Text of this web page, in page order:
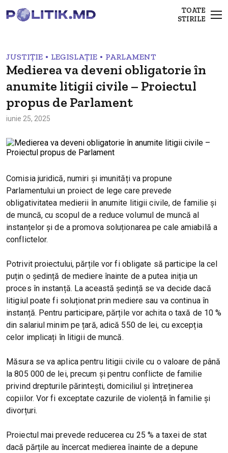
TOATE
STIRILE
JUSTIȚIE • LEGISLAȚIE • PARLAMENT
Medierea va deveni obligatorie în
anumite litigii civile – Proiectul
propus de Parlament
iunie 25, 2025
Comisia juridică, numiri și imunități va propune
Parlamentului un proiect de lege care prevede
obligativitatea medierii în anumite litigii civile, de familie și
de muncă, cu scopul de a reduce volumul de muncă al
instanțelor și de a promova soluționarea pe cale amiabilă a
conflictelor.
Potrivit proiectului, părțile vor fi obligate să participe la cel
puțin o ședință de mediere înainte de a putea iniția un
proces în instanță. La această ședință se va decide dacă
litigiul poate fi soluționat prin mediere sau va continua în
instanță. Pentru participare, părțile vor achita o taxă de 10 %
din salariul minim pe țară, adică 550 de lei, cu excepția
celor implicați în litigii de muncă.
Măsura se va aplica pentru litigii civile cu o valoare de până
la 805 000 de lei, precum și pentru conflicte de familie
privind drepturile părintești, domiciliul și întreținerea
copiilor. Vor fi exceptate cazurile de violență în familie și
divorțuri.
Proiectul mai prevede reducerea cu 25 % a taxei de stat
dacă părțile au încercat medierea înainte de a depune